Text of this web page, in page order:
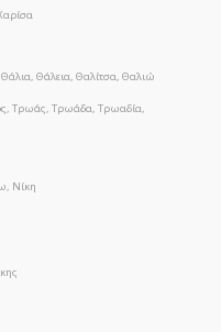
Θάλεια, Θαλίτσα, Θαλιώ
Τρωάς, Τρωάδα, Τρωαδία,
Νίκη